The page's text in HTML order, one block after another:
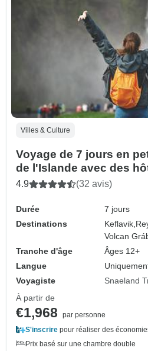
Villes & Culture
Voyage de 7 jours en
de l'Islande avec des
classe
4.9 (32 avis)
Durée
7 jours
Destinations
Keflavik,
Volcan
Tranche d'âge
Âges 12+
Langue
Voyagiste
Snaeland
À partir de
€1,968
par personne
S'inscrire pour réaliser des
Prix basé sur une chambre double